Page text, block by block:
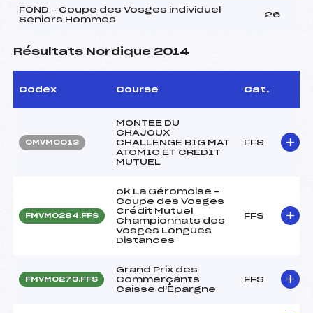
FOND – Coupe des Vosges individuel
Seniors Hommes
26
Résultats Nordique 2014
Codex Course Cat.
OMVM0013
MONTEE DU
CHAJOUX
CHALLENGE BIG MAT
ATOMIC ET CREDIT
MUTUEL
FFS
FMVM0284.FFS
ok La Géromoise –
Coupe des Vosges
Crédit Mutuel
Championnats des
Vosges Longues
Distances
FFS
FMVM0273.FFS
Grand Prix des
Commerçants
Caisse d'Epargne
FFS